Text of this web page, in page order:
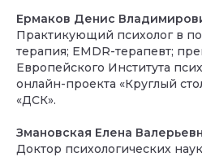
Ермаков Денис
Практикующий психолог в
терапия; EMDR-терапевт;
Европейского Института
онлайн-проекта «Круглый
«ДСК».
Змановская Елена
Доктор психологических